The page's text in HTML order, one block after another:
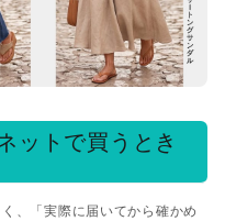
ットで買うとき
、「実際に届いてから確かめ